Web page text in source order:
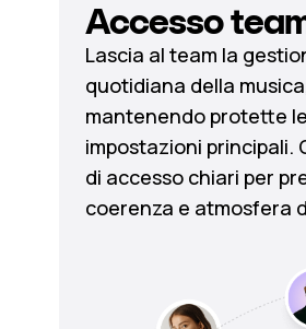
Accesso
Lascia al team la
quotidiana della
mantenendo protette le
impostazioni principali.
di accesso chiari per
coerenza e atmosfera